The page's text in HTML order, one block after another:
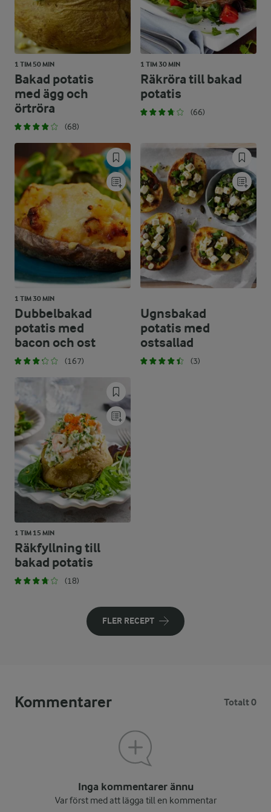
1 TIM 50 MIN
Bakad potatis
med ägg och
örtröra
(68)
1 TIM 30 MIN
Räkröra till bakad
potatis
(66)
1 TIM 30 MIN
Dubbelbakad
potatis med
bacon och ost
(167)
Ugnsbakad
potatis med
ostsallad
(3)
1 TIM 15 MIN
Räkfyllning till
bakad potatis
(18)
FLER RECEPT
Kommentarer Totalt 0
Inga kommentarer ännu
Var först med att lägga till en kommentar